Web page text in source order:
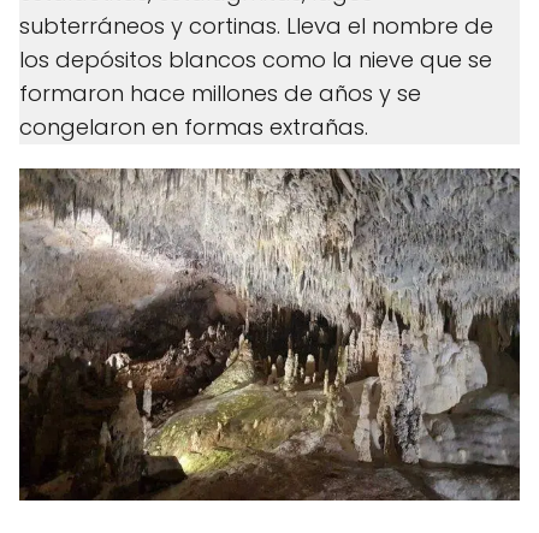
subterráneos y cortinas. Lleva el nombre de
los depósitos blancos como la nieve que se
formaron hace millones de años y se
congelaron en formas extrañas.